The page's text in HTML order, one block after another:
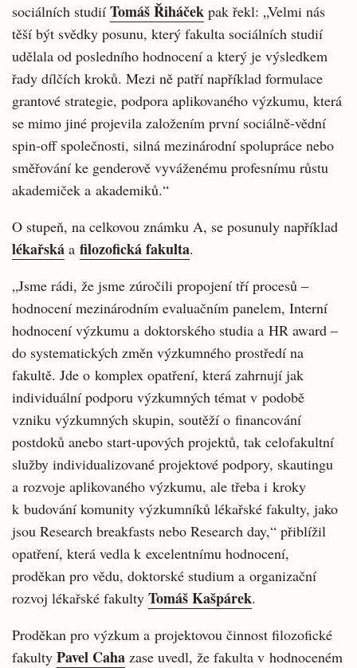
sociálních studií Tomáš Řiháček pak řekl: „Velmi nás
těší být svědky posunu, který fakulta sociálních studií
udělala od posledního hodnocení a který je výsledkem
řady dílčích kroků. Mezi ně patří například formulace
grantové strategie, podpora aplikovaného výzkumu, která
se mimo jiné projevila založením první sociálně-vědní
spin-off společnosti, silná mezinárodní spolupráce nebo
směřování ke genderově vyváženému profesnímu růstu
akademiček a akademiků.“
O stupeň, na celkovou známku A, se posunuly například
lékařská a filozofická fakulta.
„Jsme rádi, že jsme zúročili propojení tří procesů –
hodnocení mezinárodním evaluačním panelem, Interní
hodnocení výzkumu a doktorského studia a HR award –
do systematických změn výzkumného prostředí na
fakultě. Jde o komplex opatření, která zahrnují jak
individuální podporu výzkumných témat v podobě
vzniku výzkumných skupin, soutěží o financování
postdoků anebo start-upových projektů, tak celofakultní
služby individualizované projektové podpory, skautingu
a rozvoje aplikovaného výzkumu, ale třeba i kroky
k budování komunity výzkumníků lékařské fakulty, jako
jsou Research breakfasts nebo Research day,“ přiblížil
opatření, která vedla k excelentnímu hodnocení,
proděkan pro vědu, doktorské studium a organizační
rozvoj lékařské fakulty Tomáš Kašpárek.
Proděkan pro výzkum a projektovou činnost filozofické
fakulty Pavel Caha zase uvedl, že fakulta v hodnoceném